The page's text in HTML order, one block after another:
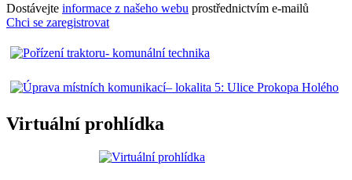
Dostávejte informace z našeho webu prostřednictvím e-mailů
Chci se zaregistrovat
Virtuální prohlídka